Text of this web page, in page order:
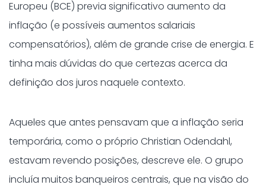
Europeu (BCE) previa significativo aumento da
inflação (e possíveis aumentos salariais
compensatórios), além de grande crise de energia. E
tinha mais dúvidas do que certezas acerca da
definição dos juros naquele contexto.
Aqueles que antes pensavam que a inflação seria
temporária, como o próprio Christian Odendahl,
estavam revendo posições, descreve ele. O grupo
incluía muitos banqueiros centrais, que na visão do